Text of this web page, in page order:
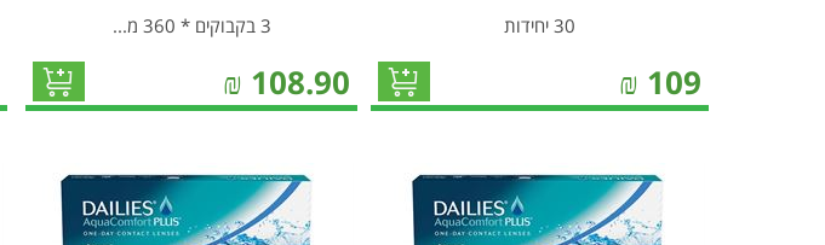
30 יחידות
109
₪
3 בקבוקים * 360 מ...
108.90
₪